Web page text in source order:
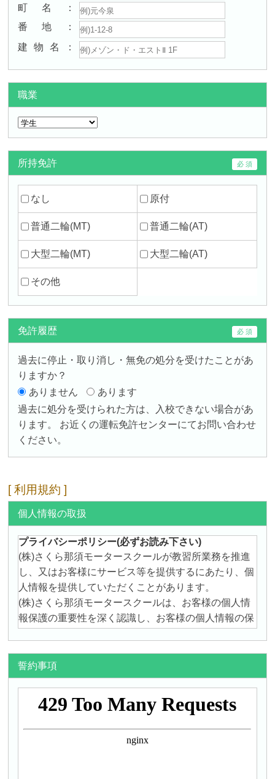
町名
番地
建物名
職業
所持免許
なし 原付
普通二輪(MT) 普通二輪(AT)
大型二輪(MT) 大型二輪(AT)
その他
免許履歴
過去に停止・取り消し・無免の処分を受けたことがあ
りますか？
ありません
あります
過去に処分を受けられた方は、入校できない場合があ
ります。
ください。
利用規約
個人情報の取扱
誓約事項